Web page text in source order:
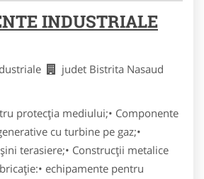
INDUSTRIALE
judet Bistrita Nasaud
protecţia mediului;• Componente
cu turbine pe gaz;•
terasiere;• Construcţii metalice
echipamente pentru